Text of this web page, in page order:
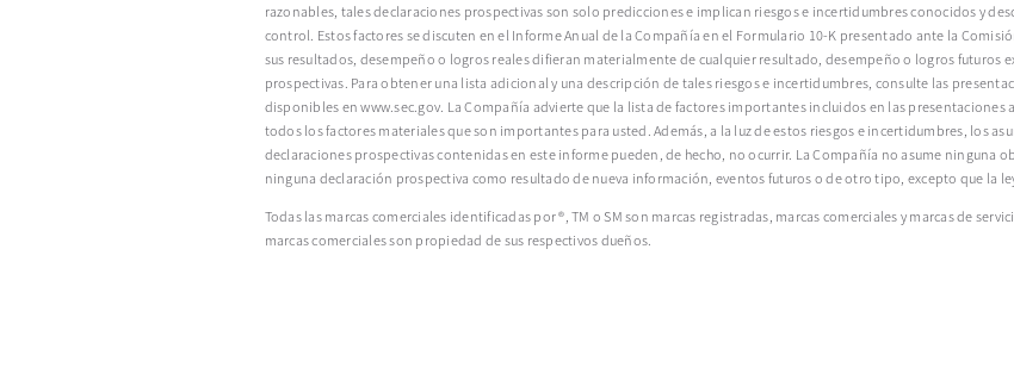
razonables, tales declaraciones prospectivas son solo predicciones e implican riesgos e incertidumbres conocidos y
control. Estos factores se discuten en el Informe Anual de la Compañía en el Formulario 10-K presentado ante la
sus resultados, desempeño o logros reales difieran materialmente de cualquier resultado, desempeño o logros futuros
prospectivas. Para obtener una lista adicional y una descripción de tales riesgos e incertidumbres, consulte las
disponibles en www.sec.gov. La Compañía advierte que la lista de factores importantes incluidos en las presentaciones
todos los factores materiales que son importantes para usted. Además, a la luz de estos riesgos e incertidumbres, los
declaraciones prospectivas contenidas en este informe pueden, de hecho, no ocurrir. La Compañía no asume ninguna
ninguna declaración prospectiva como resultado de nueva información, eventos futuros o de otro tipo, excepto que la
Todas las marcas comerciales identificadas por ®, TM o SM son marcas registradas, marcas comerciales y marcas de
marcas comerciales son propiedad de sus respectivos dueños.